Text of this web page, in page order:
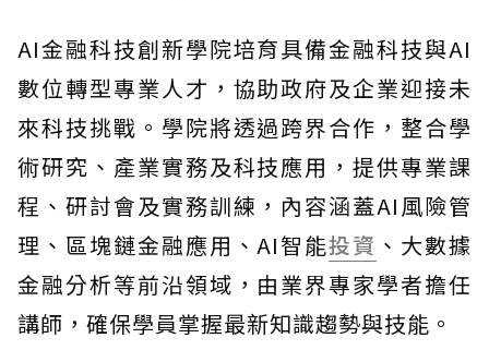
AI金融科技創新學院培育具備金融科技與AI
數位轉型專業人才，協助政府及企業迎接未
來科技挑戰。學院將透過跨界合作，整合學
術研究、產業實務及科技應用，提供專業課
程、研討會及實務訓練，內容涵蓋AI風險管
理、區塊鏈金融應用、AI智能投資 、大數據
金融分析等前沿領域，由業界專家學者擔任
講師，確保學員掌握最新知識趨勢與技能。